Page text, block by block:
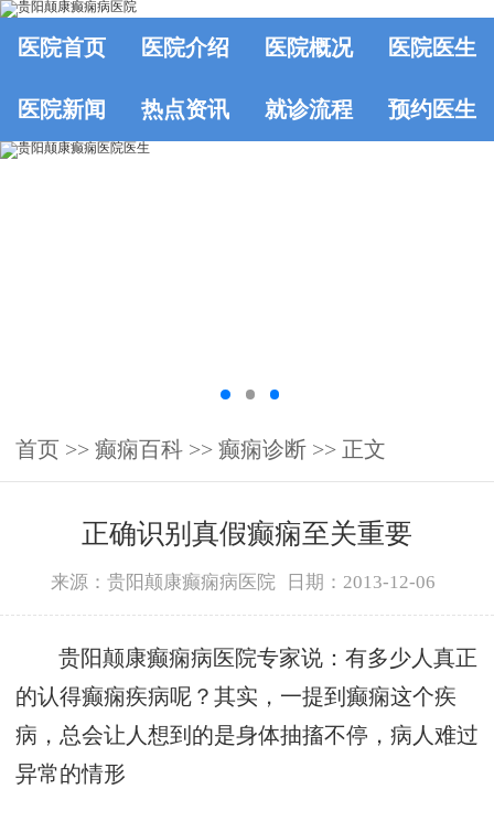
医院首页 医院介绍 医院概况 医院医生
医院新闻 热点资讯 就诊流程 预约医生
首页 >> 癫痫百科 >> 癫痫诊断 >> 正文
正确识别真假癫痫至关重要
来源：贵阳颠康癫痫病医院 日期：2013-12-06
贵阳颠康癫痫病医院专家说：有多少人真正
的认得癫痫疾病呢？其实，一提到癫痫这个疾
病，总会让人想到的是身体抽搐不停，病人难过
异常的情形